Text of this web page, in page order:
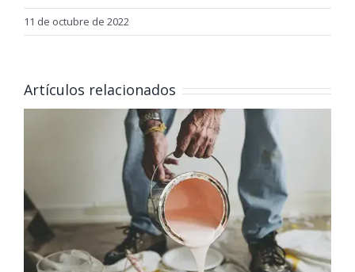
11 de octubre de 2022
Artículos relacionados